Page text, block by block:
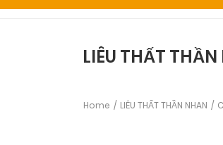
LIÊU THẤT
Home LIÊU THẤT THẦN NHAN